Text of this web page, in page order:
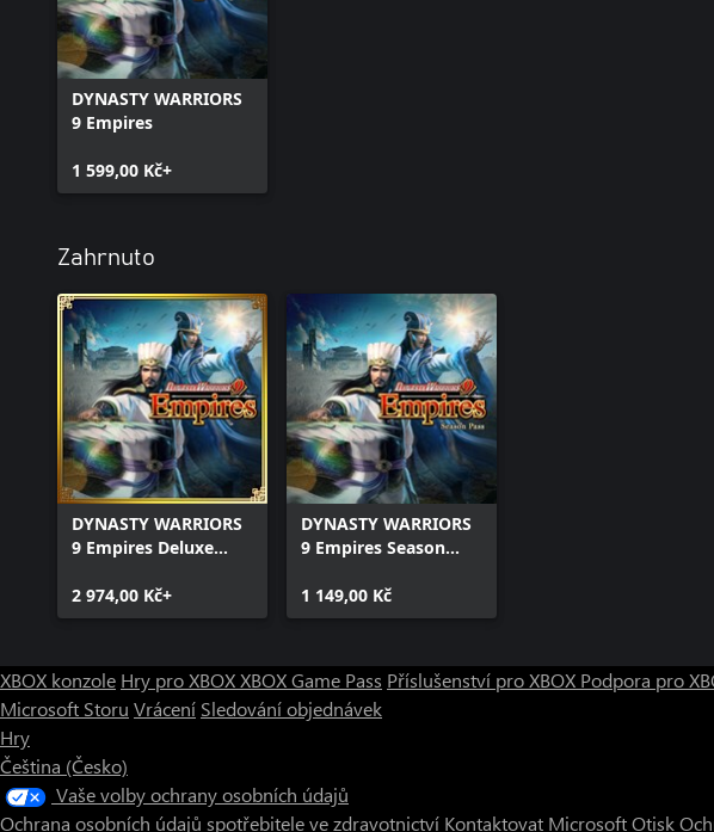
DYNASTY WARRIORS
9 Empires
1 599,00 Kč+
Zahrnuto
DYNASTY WARRIORS
9 Empires Deluxe
2 974,00 Kč+
DYNASTY WARRIORS
9 Empires Season
1 149,00 Kč
XBOX konzole Hry pro XBOXXBOX Game Pass Příslušenství pro XBOX Podpora pro
Microsoft Storu Vrácení Sledování objednávek
Hry
Čeština (Česko)
Vaše volby ochrany osobních údajů
Ochrana osobních údajů spotřebitele ve zdravotnictví Kontaktovat MicrosoftOtisk